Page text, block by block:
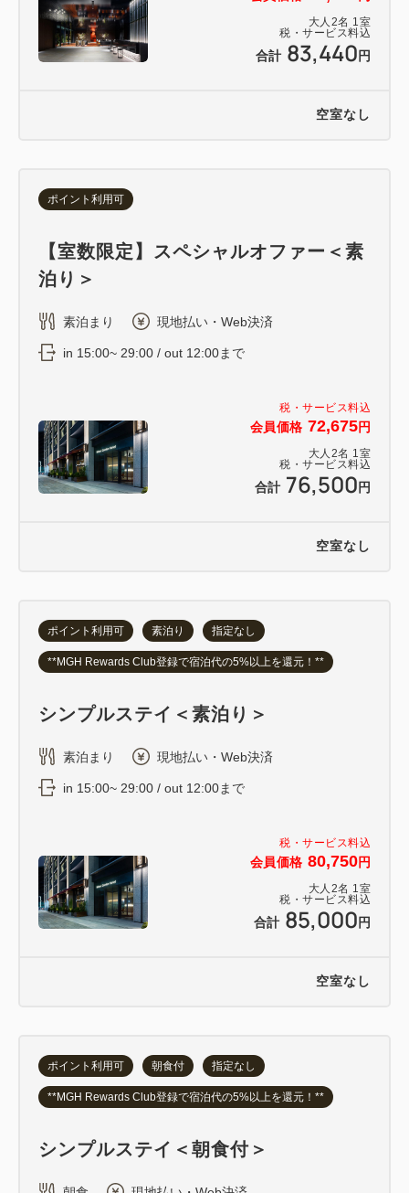
大人 2名 1 室
税・サービス料込
合計 83,440円
空室なし
税・サービス料込
会員価格 72,675円
大人 2名 1 室
税・サービス料込
合計 76,500円
ポイント利用可
【室数限定】スペシャルオファー＜素
泊り＞
素泊まり 現地払い・Web決済
in 15:00~ 29:00 / out 12:00まで
空室なし
税・サービス料込
会員価格 80,750円
大人 2名 1 室
税・サービス料込
合計 85,000円
ポイント利用可 素泊り 指定なし
**MGH Rewards Club登録で宿泊代の5%以上を還元！**
シンプルステイ＜素泊り＞
素泊まり 現地払い・Web決済
in 15:00~ 29:00 / out 12:00まで
空室なし
ポイント利用可 朝食付 指定なし
**MGH Rewards Club登録で宿泊代の5%以上を還元！**
シンプルステイ＜朝食付＞